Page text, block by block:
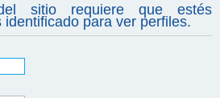
s
c
sitio requiere que estés
para ver perfiles.